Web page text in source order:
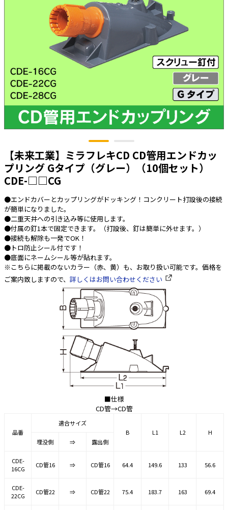
ネットワーク機器
エアコン・換気扇・空調資材
太陽光発電ケーブル・コネクタ・関連資
電源ケーブル／コネクタ／分電盤／ブレ
ーカ
照明・照明器具
スイッチ・コンセント（配線器具）
PF管/FEP管/CD管/情報線保護管
ボックス・ビニル電線管付属品・引き込
みカバー
工具関連
EV充電設備工事関連
感染症関連
その他
e431オリジナル
照明設置工事
太陽光発電工事
ホテル・病院向け
【未来工業】ミラフレキCD CD管用エンドカッ
プリング Gタイプ（グレー）（10個セット）
CDE-□□CG
●エンドカバーとカップリングがドッキング！コンクリート打設後の接続
が簡単になりました。
●二重天井への引き込み等に使用します。
●付属の釘1本で固定できます。（打設後、釘は簡単に外せます。）
●接続も解除も一発でOK！
●トロ防止シール付です！
●底面にネームシール等が貼れます。
※こちらに掲載のないカラー（赤、黄）も、お取り扱い可能です。価格を
ご案内致しますので、 詳しくはお問い合わせください
■仕様
CD管→CD管
品番
適合サイズ
B
L1 L2
H
埋没側
⇒ 露出側
CDE-
16CG
CD管16 ⇒ CD管16 64.4 149.6 133 56.6
CDE-
22CG
CD管22 ⇒ CD管22 75.4 183.7 163 69.4